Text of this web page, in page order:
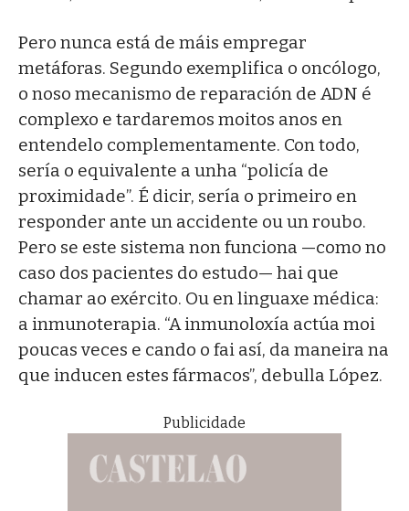
Pero nunca está de máis empregar
metáforas. Segundo exemplifica o oncólogo,
o noso mecanismo de reparación de ADN é
complexo e tardaremos moitos anos en
entendelo complementamente. Con todo,
sería o equivalente a unha “policía de
proximidade”. É dicir, sería o primeiro en
responder ante un accidente ou un roubo.
Pero se este sistema non funciona —como no
caso dos pacientes do estudo— hai que
chamar ao exército. Ou en linguaxe médica:
a inmunoterapia. “A inmunoloxía actúa moi
poucas veces e cando o fai así, da maneira na
que inducen estes fármacos”, debulla López.
Publicidade